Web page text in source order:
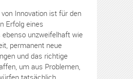
Innovation ist für den
Erfolg eines
ebenso unzweifelhaft wie
permanent neue
und das richtige
um aus Problemen,
tatsächlich